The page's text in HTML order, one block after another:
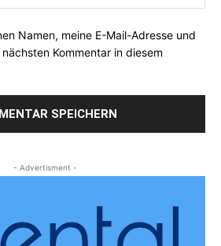
Namen, meine E-Mail-Adresse und
Kommentar in diesem
- Advertisment -